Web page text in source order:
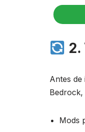
Antes
Bedrock,
Mods